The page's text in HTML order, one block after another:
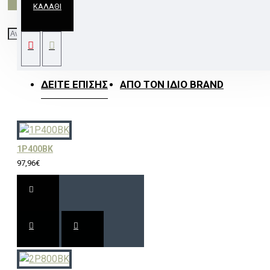
ΚΑΛΆΘΙ
ΚΡΕΜΑΣΤΟ ΚΡΥΣΤΑΛΛΟ ΑΣΗΜΙ ΚΑΠΕΛΟ 5ΧΕ14
ΔΕΊΤΕ ΕΠΊΣΗΣ ΑΠΌ ΤΟΝ ΊΔΙΟ BRAND
1P400BK
97,96€